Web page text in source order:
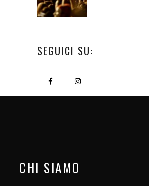
SEGUICI SU:
CHI SIAMO